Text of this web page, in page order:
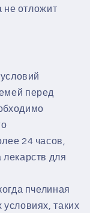
не отложит
перед
24 часов,
для
пчелиная
таких